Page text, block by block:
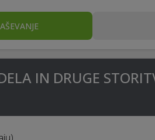
IN DRUGE